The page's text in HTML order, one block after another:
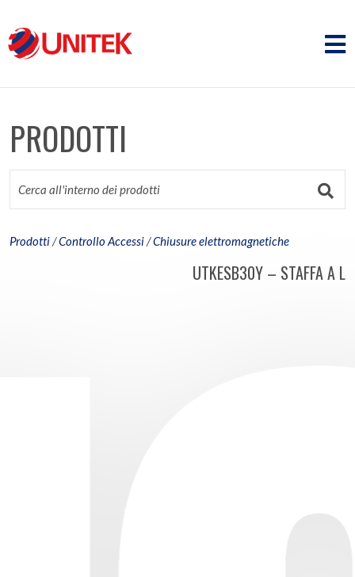
PRODOTTI
Prodotti/Controllo Accessi/Chiusure elettromagnetiche
UTKESB30Y – STAFFA A L